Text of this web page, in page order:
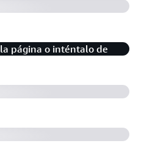
página o inténtalo de